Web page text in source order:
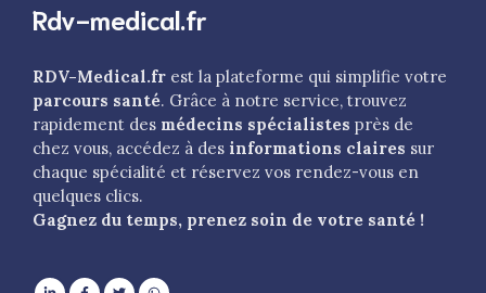
Rdv-medical.fr
RDV-Medical.fr est la plateforme qui simplifie votre
parcours santé. Grâce à notre service, trouvez
rapidement des médecins spécialistes près de
chez vous, accédez à des informations claires sur
chaque spécialité et réservez vos rendez-vous en
quelques clics.
Gagnez du temps, prenez soin de votre santé !